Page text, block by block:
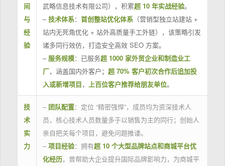
间
与
经
验
武略信息技术有限公司），积累超 10 年实战经验。
–技术体系： 首创整站优化体系（营销型独立站建站 +
站内无死角优化 + 站外高质量手工外链），该策略引发
诸多同行效仿，打造安全高效 SEO 方案。
– 服务规模：已服务超 1000 家外贸企业和制造业工
厂，涵盖国内外客户； 超 70% 客户初次合作后追加投
入或新增项目， 上百位客户推荐给朋友单位。
技
术
实
力
– 团队配置：定位 “精密强悍”，成员均为资深技术人
员，核心技术人员数量多于以销售为主的同行；创始人
亲自把关每个项目，避免问题推诿。
– 项目经验：拥有超 10 个大型品牌站点和商城平台优
化经历，曾帮助大企业提升国际品牌影响力，为商城平